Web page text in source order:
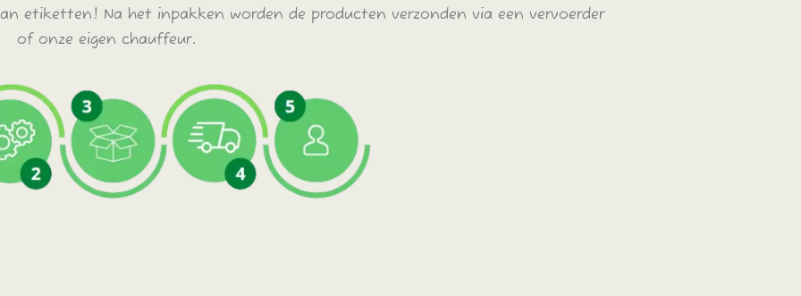
etiketten! Na het inpakken worden de producten verzonden via een vervoerder
of onze eigen chauffeur.